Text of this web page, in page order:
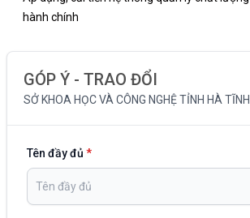
hành chính
GÓP Ý - TRAO ĐỔI
SỞ KHOA HỌC VÀ CÔNG NGHỆ TỈNH HÀ TĨNH
Tên đầy đủ *